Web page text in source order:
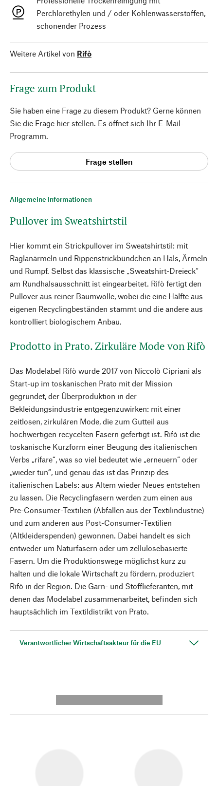
Allgemeine Informationen
Pullover im Sweatshirtstil
Hier kommt ein Strickpullover im Sweatshirtstil: mit
Raglanärmeln und Rippenstrickbündchen an Hals, Ärmeln
und Rumpf. Selbst das klassische „Sweatshirt-Dreieck“
am Rundhalsausschnitt ist eingearbeitet. Rifò fertigt den
Pullover aus reiner Baumwolle, wobei die eine Hälfte aus
eigenen Recyclingbeständen stammt und die andere aus
kontrolliert biologischem Anbau.
Prodotto in Prato. Zirkuläre Mode von Rifò
Das Modelabel Rifò wurde 2017 von Niccolò Cipriani als
Start-up im toskanischen Prato mit der Mission
gegründet, der Überproduktion in der
Bekleidungsindustrie entgegenzuwirken: mit einer
zeitlosen, zirkulären Mode, die zum Gutteil aus
hochwertigen recycelten Fasern gefertigt ist. Rifò ist die
toskanische Kurzform einer Beugung des italienischen
Verbs „rifare“, was so viel bedeutet wie „erneuern“ oder
„wieder tun“, und genau das ist das Prinzip des
italienischen Labels: aus Altem wieder Neues entstehen
zu lassen. Die Recyclingfasern werden zum einen aus
Pre-Consumer-Textilien (Abfällen aus der Textilindustrie)
und zum anderen aus Post-Consumer-Textilien
(Altkleiderspenden) gewonnen. Dabei handelt es sich
entweder um Naturfasern oder um zellulosebasierte
Fasern. Um die Produktionswege möglichst kurz zu
halten und die lokale Wirtschaft zu fördern, produziert
Rifò in der Region. Die Garn- und Stofflieferanten, mit
denen das Modelabel zusammenarbeitet, befinden sich
hauptsächlich im Textildistrikt von Prato.
Verantwortlicher Wirtschaftsakteur für die EU
Perchlorethylen und / oder Kohlenwasserstoffen,
schonender Prozess
Weitere Artikel von Rifò
Frage zum Produkt
Sie haben eine Frage zu diesem Produkt? Gerne können
Sie die Frage hier stellen. Es öffnet sich Ihr E-Mail-
Programm.
Frage stellen